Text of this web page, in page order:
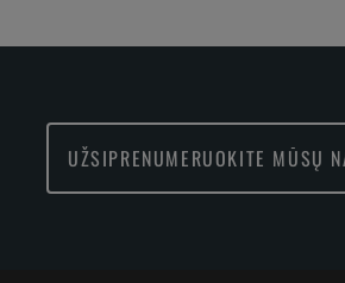
UŽSIPRENUMERUOKITE MŪSŲ